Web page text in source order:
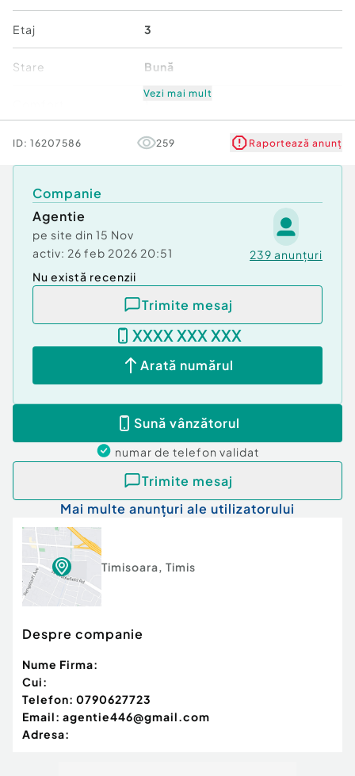
Etaj 3
Stare Bună
Vezi mai mult
ID: 16207586 259 Raportează anunț
Companie
Agentie
pe site din 15 Nov
activ: 26 feb 2026 20:51 239 anunțuri
Nu există recenzii
Trimite mesaj
XXXX XXX XXX
Arată numărul
Sună vânzătorul
numar de telefon validat
Trimite mesaj
Mai multe anunțuri ale utilizatorului
Timisoara, Timis
Despre companie
Nume Firma:
Cui:
Telefon: 0790627723
Email: agentie446@gmail.com
Adresa: